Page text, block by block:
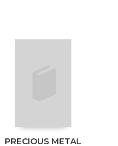
PRECIOUS METAL